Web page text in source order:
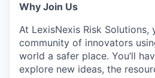
Why Join Us
At LexisNexis Risk Solutions,
community of innovators
world a safer place. You’ll
explore new ideas, the